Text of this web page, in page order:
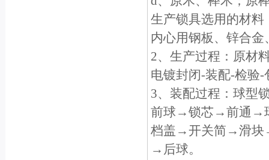
生产锁具选用的材
内心用钢板、锌合金
2、生产过程：原材
电镀封闭-装配-检验-
3、装配过程：球型
前球→锁芯→前通→
档盖→开关简→滑
→后球。